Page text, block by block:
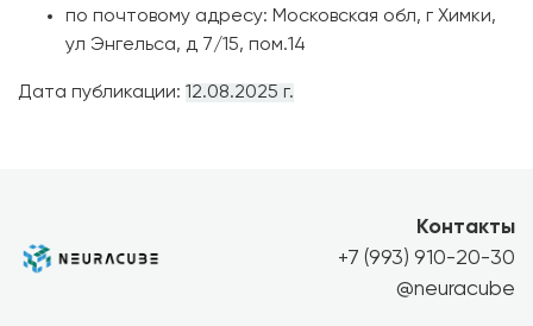
по почтовому адресу: Московская обл, г Химки,
ул Энгельса, д 7/15, пом.14
Дата публикации: 12.08.2025 г.
Контакты
+7 (993) 910-20-30
@neuracube